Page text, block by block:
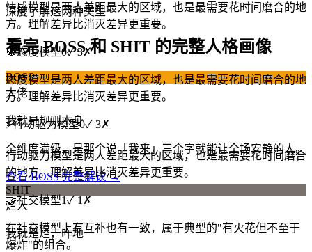
情感模型是两人差距最大的区域，也是最需要花时间磨合的地
方。理解差异比消灭差异更重要。
🧭态度模型0✓3✗
态度模型是两人差距最大的区域，也是最需要花时间磨合的地
方。理解差异比消灭差异更重要。
⚡行动驱力模型0✓ 3✗
行动驱力模型是两人差距最大的区域，也是最需要花时间磨合
的地方。理解差异比消灭差异更重要。
🤝社交模型1✓1✗
在社交模型上有互补也有一致，属于典型的"有火花但不至于
爆炸"的组合。
深度了解这两种类型
看完 BOSS 和 SHIT 的完整人格画像
BOSS
大佬
我就是规则本身
全维度满级，是那个说「我来」三个字就能让全场安静的人。
查看 BOSS 完整解读 →
SHIT
烂人
我就是烂，咋地